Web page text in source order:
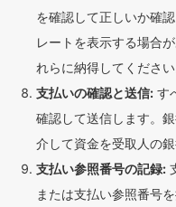
を確認して正しいか確
レートを表示する場合
れらに納得してください
支払いの確認と送信: す
確認して送信します。
介して資金を受取人の銀
支払い参照番号の記録:
または支払い参照番号